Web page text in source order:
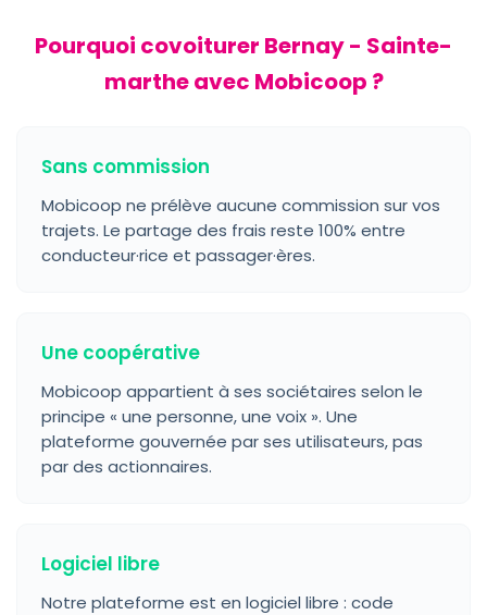
Pourquoi covoiturer Bernay - Sainte-
marthe avec Mobicoop ?
Sans commission
Mobicoop ne prélève aucune commission sur vos
trajets. Le partage des frais reste 100% entre
conducteur·rice et passager·ères.
Une coopérative
Mobicoop appartient à ses sociétaires selon le
principe « une personne, une voix ». Une
plateforme gouvernée par ses utilisateurs, pas
par des actionnaires.
Logiciel libre
Notre plateforme est en logiciel libre : code